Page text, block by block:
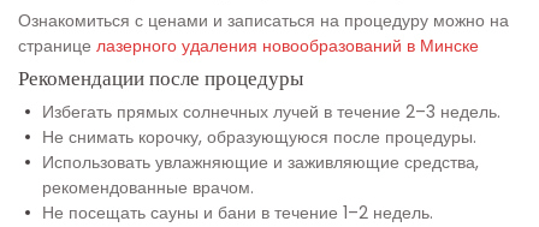
Ознакомиться с ценами и записаться на процедуру можно на
странице лазерного удаления новообразований в Минске
Рекомендации после процедуры
Избегать прямых солнечных лучей в течение 2–3 недель.
Не снимать корочку, образующуюся после процедуры.
Использовать увлажняющие и заживляющие средства,
рекомендованные врачом.
Не посещать сауны и бани в течение 1–2 недель.